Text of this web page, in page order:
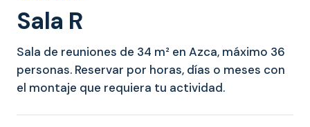
Sala R
Sala de reuniones de 34 m² en Azca, máximo 36
personas. Reservar por horas, días o meses con
el montaje que requiera tu actividad.